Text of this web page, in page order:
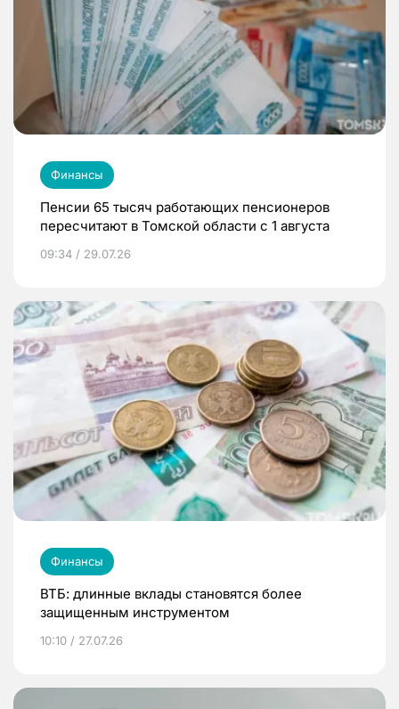
Финансы
Пенсии 65 тысяч работающих пенсионеров
пересчитают в Томской области с 1 августа
09:34 / 29.07.26
Финансы
ВТБ: длинные вклады становятся более
защищенным инструментом
10:10 / 27.07.26